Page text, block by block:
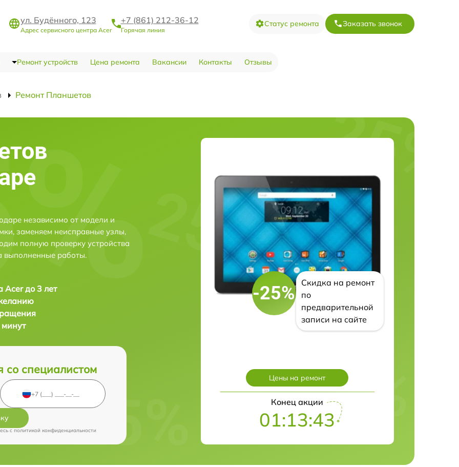
ул. Будённого, 123
Адрес сервисного центра Acer
+7 (861) 212-36-12
Горячая линия
Статус ремонта Заказать звонок
Ремонт устройств Цена ремонта Вакансии Контакты Отзывы
Ремонт Планшетов
независимо от модели и
заменяем неисправные узлы,
полную проверку устройства
выполненные работы.
Acer до 3 лет
со специалистом
cполитикой конфиденциальности
-25%
Скидка на ремонт
по
предварительной
записи на сайте
Цены на ремонт
Конец акции
01:13:42